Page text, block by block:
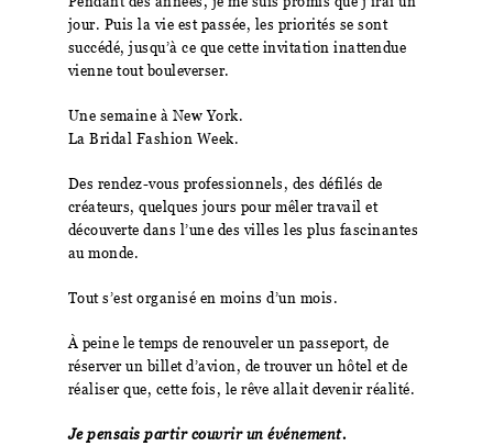
jour. Puis la vie est passée, les priorités se sont
succédé, jusqu’à ce que cette invitation inattendue
vienne tout bouleverser.
Une semaine à New York.
La Bridal Fashion Week.
Des rendez-vous professionnels, des défilés de
créateurs, quelques jours pour mêler travail et
découverte dans l’une des villes les plus fascinantes
au monde.
Tout s’est organisé en moins d’un mois.
À peine le temps de renouveler un passeport, de
réserver un billet d’avion, de trouver un hôtel et de
réaliser que, cette fois, le rêve allait devenir réalité.
Je pensais partir couvrir un événement.